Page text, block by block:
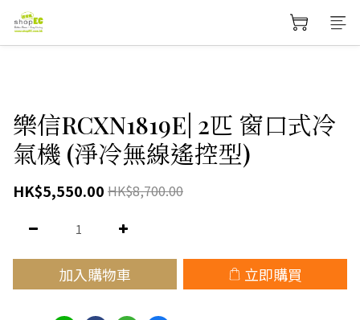
樂信RCXN1819E| 2匹 窗口式冷
氣機 (淨冷無線遙控型)
HK$5,550.00 HK$8,700.00
加入購物車 立即購買